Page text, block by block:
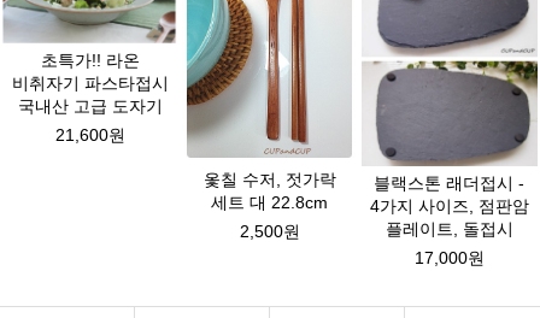
초특가!! 라온
비취자기 파스타접시
국내산 고급 도자기
21,600원
옻칠 수저, 젓가락
세트 대 22.8cm
2,500원
블랙스톤 래더접시 -
4가지 사이즈, 점판암
플레이트, 돌접시
17,000원